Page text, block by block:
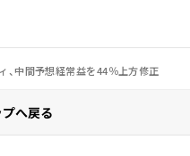
、中間予想経常益を44％上方修正
へ戻る